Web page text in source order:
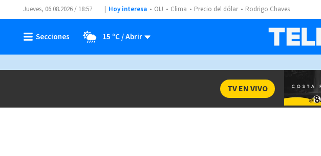
Jueves, 06.08.2026 / 18:57 Hoy interesa OIJ Clima Precio del dólar Rodrigo Chaves
15 ºC
TV EN VIVO